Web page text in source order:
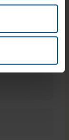
DisplayPort,